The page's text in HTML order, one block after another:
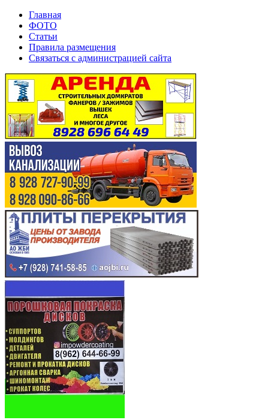
Главная
ФОТО
Статьи
Правила размещения
Связаться с администрацией сайта